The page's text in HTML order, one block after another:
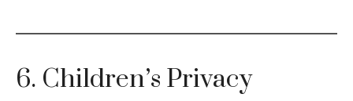
6. Children’s Privacy